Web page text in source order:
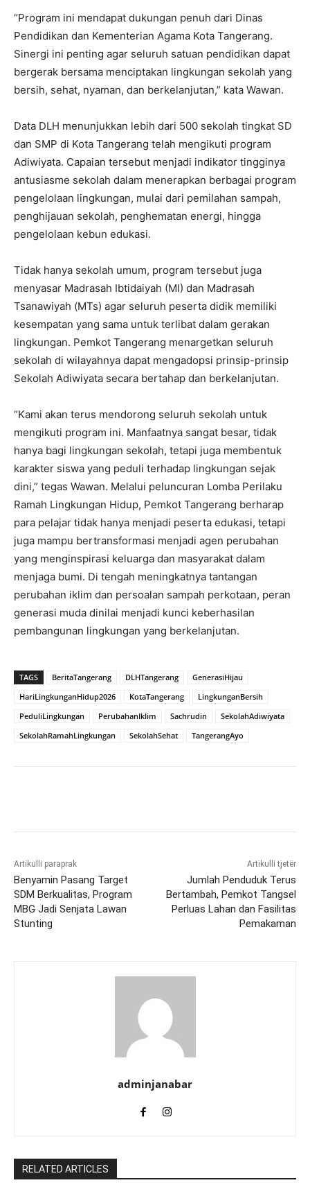
“Program ini mendapat dukungan penuh dari Dinas
Pendidikan dan Kementerian Agama Kota Tangerang.
Sinergi ini penting agar seluruh satuan pendidikan dapat
bergerak bersama menciptakan lingkungan sekolah yang
bersih, sehat, nyaman, dan berkelanjutan,” kata Wawan.
Data DLH menunjukkan lebih dari 500 sekolah tingkat SD
dan SMP di Kota Tangerang telah mengikuti program
Adiwiyata. Capaian tersebut menjadi indikator tingginya
antusiasme sekolah dalam menerapkan berbagai program
pengelolaan lingkungan, mulai dari pemilahan sampah,
penghijauan sekolah, penghematan energi, hingga
pengelolaan kebun edukasi.
Tidak hanya sekolah umum, program tersebut juga
menyasar Madrasah Ibtidaiyah (MI) dan Madrasah
Tsanawiyah (MTs) agar seluruh peserta didik memiliki
kesempatan yang sama untuk terlibat dalam gerakan
lingkungan. Pemkot Tangerang menargetkan seluruh
sekolah di wilayahnya dapat mengadopsi prinsip-prinsip
Sekolah Adiwiyata secara bertahap dan berkelanjutan.
“Kami akan terus mendorong seluruh sekolah untuk
mengikuti program ini. Manfaatnya sangat besar, tidak
hanya bagi lingkungan sekolah, tetapi juga membentuk
karakter siswa yang peduli terhadap lingkungan sejak
dini,” tegas Wawan. Melalui peluncuran Lomba Perilaku
Ramah Lingkungan Hidup, Pemkot Tangerang berharap
para pelajar tidak hanya menjadi peserta edukasi, tetapi
juga mampu bertransformasi menjadi agen perubahan
yang menginspirasi keluarga dan masyarakat dalam
menjaga bumi. Di tengah meningkatnya tantangan
perubahan iklim dan persoalan sampah perkotaan, peran
generasi muda dinilai menjadi kunci keberhasilan
pembangunan lingkungan yang berkelanjutan.
TAGS BeritaTangerang DLHTangerang
GenerasiHijau
HariLingkunganHidup2026
KotaTangerang
LingkunganBersih
PeduliLingkungan
PerubahanIklim Sachrudin
SekolahAdiwiyata
SekolahRamahLingkungan
SekolahSehat TangerangAyo
Artikulli paraprak
Benyamin Pasang Target
SDM Berkualitas, Program
MBG Jadi Senjata Lawan
Stunting
Artikulli tjetër
Jumlah Penduduk Terus
Bertambah, Pemkot Tangsel
Perluas Lahan dan Fasilitas
Pemakaman
adminjanabar
RELATED ARTICLES